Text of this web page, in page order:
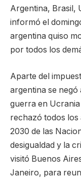
Argentina, Brasil,
informó el
argentina quiso
por todos los
Aparte del
argentina se
guerra en
rechazó todos los
2030 de las
desigualdad y la
visitó Buenos
Janeiro, para